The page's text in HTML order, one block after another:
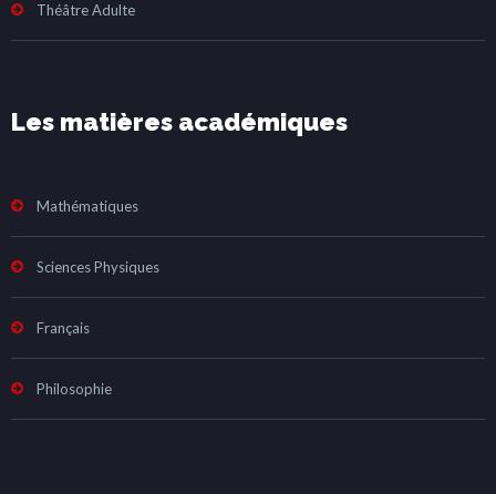
Théâtre Adulte
Les matières académiques
Mathématiques
Sciences Physiques
Français
Philosophie